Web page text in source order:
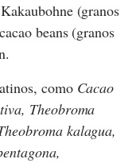
(granos
beans (granos
como Cacao
Theobroma
kalagua,